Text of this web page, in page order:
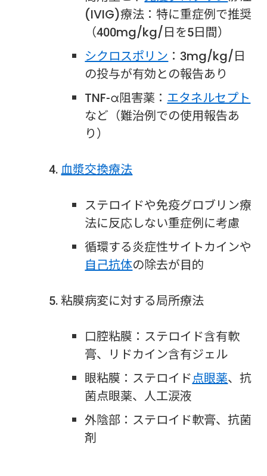
(IVIG)療法：特に重症例で推奨
（400mg/kg/日を5日間）
シクロスポリン ：3mg/kg/日
の投与が有効との報告あり
TNF-α阻害薬： エタネルセプト
など（難治例での使用報告あ
り）
血漿交換療法
ステロイドや免疫グロブリン療
法に反応しない重症例に考慮
循環する炎症性サイトカインや
自己抗体の除去が目的
粘膜病変に対する局所療法
口腔粘膜：ステロイド含有軟
膏、リドカイン含有ジェル
眼粘膜：ステロイド点眼薬、抗
菌点眼薬、人工涙液
外陰部：ステロイド軟膏、抗菌
剤